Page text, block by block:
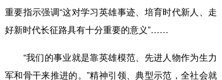
重要指示强调“这对学习英雄事迹、培育时代新人、走
好新时代长征路具有十分重要的意义”……
“我们的事业就是靠英雄模范、先进人物作为生力
军和骨干来推进的。”精神引领、典型示范，全社会就